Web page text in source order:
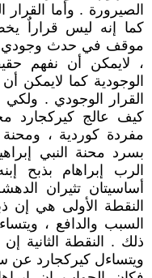
الصيرورة . وأما
كما إنه ليس قراراٌ
موقف في حدث وجودي ،
، لايمكن أن نفهم
الوجودية كما لايمكن
القرار الوجودي .
كيف عالج كيركجارد
مفردة كوردية ، ومحنة
بسرد محنة النبي
الرب إبراهام بذبح
أساسيتان تثيران
النقطة الأولى هي إن
السبب والدافع ،
ذلك . النقطة الثانية
ويتساءل كيركجارد عن